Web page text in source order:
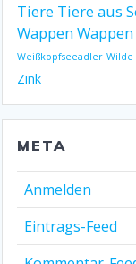
Tiere Tiere aus
Wappen
Weißkopfseeadler Wilde
Zink
META
Anmelden
Eintrags-Feed